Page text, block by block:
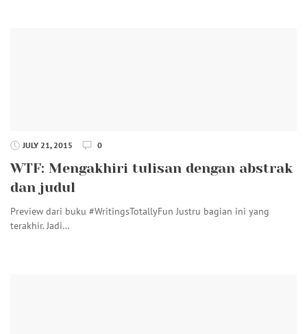
JULY 21, 2015 0
WTF: Mengakhiri tulisan dengan abstrak
dan judul
Preview dari buku #WritingsTotallyFun Justru bagian ini yang
terakhir. Jadi…